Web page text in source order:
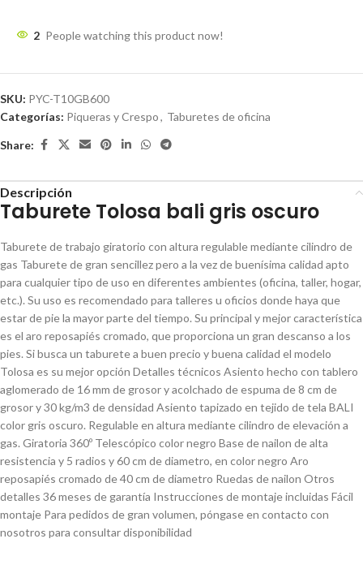
2 People watching this product now!
SKU: PYC-T10GB600
Categorías: Piqueras y Crespo, Taburetes de oficina
Share:
Descripción
Taburete Tolosa bali gris oscuro
Taburete de trabajo giratorio con altura regulable mediante cilindro de
gas Taburete de gran sencillez pero a la vez de buenísima calidad apto
para cualquier tipo de uso en diferentes ambientes (oficina, taller, hogar,
etc.). Su uso es recomendado para talleres u oficios donde haya que
estar de pie la mayor parte del tiempo. Su principal y mejor característica
es el aro reposapiés cromado, que proporciona un gran descanso a los
pies. Si busca un taburete a buen precio y buena calidad el modelo
Tolosa es su mejor opción Detalles técnicos Asiento hecho con tablero
aglomerado de 16 mm de grosor y acolchado de espuma de 8 cm de
grosor y 30 kg/m3 de densidad Asiento tapizado en tejido de tela BALI
color gris oscuro. Regulable en altura mediante cilindro de elevación a
gas. Giratoria 360º Telescópico color negro Base de nailon de alta
resistencia y 5 radios y 60 cm de diametro, en color negro Aro
reposapiés cromado de 40 cm de diametro Ruedas de nailon Otros
detalles 36 meses de garantía Instrucciones de montaje incluidas Fácil
montaje Para pedidos de gran volumen, póngase en contacto con
nosotros para consultar disponibilidad